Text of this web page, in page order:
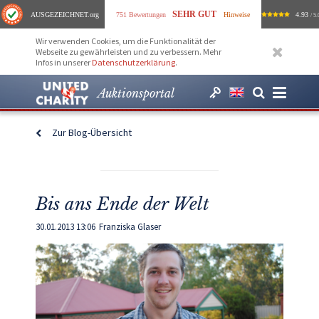
AUSGEZEICHNET.org 751 Bewertungen SEHR GUT Hinweise 4.93 /
Wir verwenden Cookies, um die Funktionalität der
Webseite zu gewährleisten und zu verbessern. Mehr
Infos in unserer Datenschutzerklärung.
Auktionsportal
Zur Blog-Übersicht
Bis ans Ende der Welt
30.01.2013 13:06 Franziska Glaser